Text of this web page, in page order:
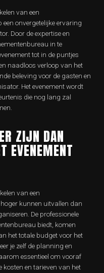
van een
onvergetelijke ervaring
Door de expertise en
in te
tot in de puntjes
naadloos verloop van het
beleving voor de gasten en
Het evenement wordt
die nog lang zal
ZIJN DAN
EVENEMENT
van een
kunnen uitvallen dan
De professionele
biedt, komen
het totale budget voor het
je zelf de planning en
essentieel om vooraf
kosten en tarieven van het